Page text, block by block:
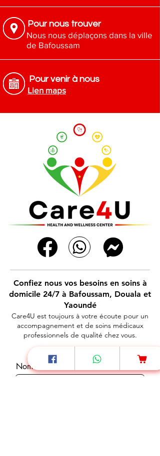
éditions
Origine: Produit original, fabriqué aux
États-Unis
Pour nous trouver
Nous nous déplaçons dans la ville
de Bafoussam
Pour venir à nous
Lien maps
Confiez nous vos besoins en soins à
domicile 24/7 à Bafoussam, Douala et
Yaoundé
Care4U est toujours à votre écoute pour un
accompagnement et de soins médicaux
professionnels de qualité chez vous.
Nom